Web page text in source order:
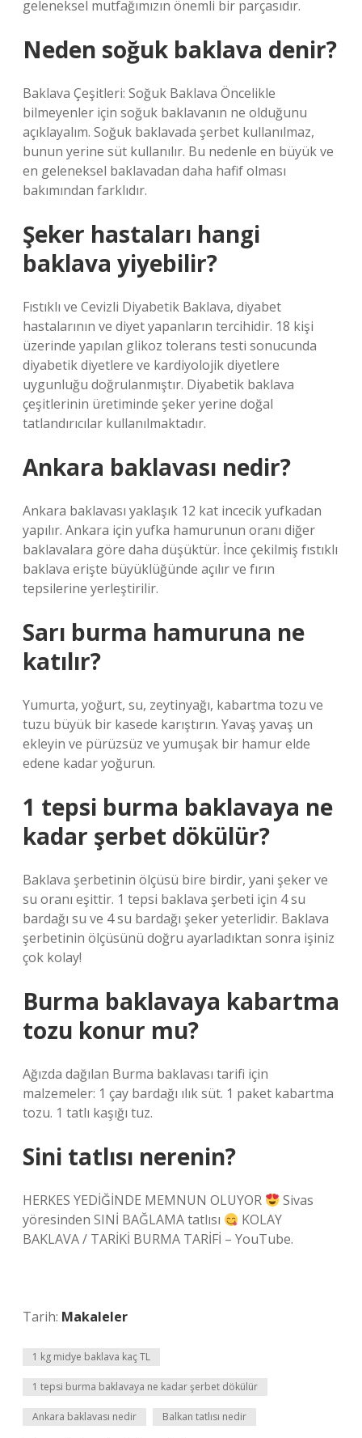
geleneksel mutfağımızın önemli bir parçasıdır.
Neden soğuk baklava denir?
Baklava Çeşitleri: Soğuk Baklava Öncelikle
bilmeyenler için soğuk baklavanın ne olduğunu
açıklayalım. Soğuk baklavada şerbet kullanılmaz,
bunun yerine süt kullanılır. Bu nedenle en büyük ve
en geleneksel baklavadan daha hafif olması
bakımından farklıdır.
Şeker hastaları hangi
baklava yiyebilir?
Fıstıklı ve Cevizli Diyabetik Baklava, diyabet
hastalarının ve diyet yapanların tercihidir. 18 kişi
üzerinde yapılan glikoz tolerans testi sonucunda
diyabetik diyetlere ve kardiyolojik diyetlere
uygunluğu doğrulanmıştır. Diyabetik baklava
çeşitlerinin üretiminde şeker yerine doğal
tatlandırıcılar kullanılmaktadır.
Ankara baklavası nedir?
Ankara baklavası yaklaşık 12 kat incecik yufkadan
yapılır. Ankara için yufka hamurunun oranı diğer
baklavalara göre daha düşüktür. İnce çekilmiş fıstıklı
baklava erişte büyüklüğünde açılır ve fırın
tepsilerine yerleştirilir.
Sarı burma hamuruna ne
katılır?
Yumurta, yoğurt, su, zeytinyağı, kabartma tozu ve
tuzu büyük bir kasede karıştırın. Yavaş yavaş un
ekleyin ve pürüzsüz ve yumuşak bir hamur elde
edene kadar yoğurun.
1 tepsi burma baklavaya ne
kadar şerbet dökülür?
Baklava şerbetinin ölçüsü bire birdir, yani şeker ve
su oranı eşittir. 1 tepsi baklava şerbeti için 4 su
bardağı su ve 4 su bardağı şeker yeterlidir. Baklava
şerbetinin ölçüsünü doğru ayarladıktan sonra işiniz
çok kolay!
Burma baklavaya kabartma
tozu konur mu?
Ağızda dağılan Burma baklavası tarifi için
malzemeler: 1 çay bardağı ılık süt. 1 paket kabartma
tozu. 1 tatlı kaşığı tuz.
Sini tatlısı nerenin?
HERKES YEDİĞİNDE MEMNUN OLUYOR
Sivas
yöresinden SINİ BAĞLAMA tatlısı
KOLAY
BAKLAVA / TARİKİ BURMA TARİFİ – YouTube.
Tarih: Makaleler
1 kg midye baklava kaç TL
1 tepsi burma baklavaya ne kadar şerbet dökülür
Ankara baklavası nedir Balkan tatlısı nedir